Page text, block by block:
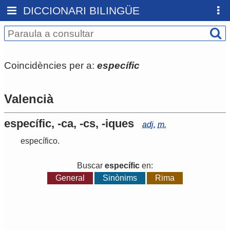
DICCIONARI BILINGÜE
Coincidències per a: específic
Valencià
específic, -ca, -cs, -iques adj. m.
específico.
Buscar específic en:
General
Sinònims Rima